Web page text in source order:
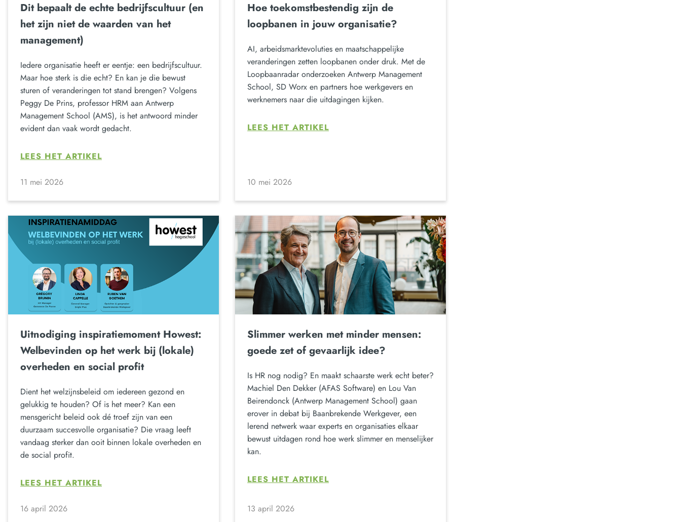
Dit bepaalt de echte bedrijfscultuur (en
het zijn niet de waarden van het
management)
Iedere organisatie heeft er eentje: een bedrijfscultuur.
Maar hoe sterk is die echt? En kan je die bewust
sturen of veranderingen tot stand brengen? Volgens
Peggy De Prins, professor HRM aan Antwerp
Management School (AMS), is het antwoord minder
evident dan vaak wordt gedacht.
LEES HET ARTIKEL
11 mei 2026
Hoe toekomstbestendig zijn de
loopbanen in jouw organisatie?
AI, arbeidsmarktevoluties en maatschappelijke
veranderingen zetten loopbanen onder druk. Met de
Loopbaanradar onderzoeken Antwerp Management
School, SD Worx en partners hoe werkgevers en
werknemers naar die uitdagingen kijken.
LEES HET ARTIKEL
10 mei 2026
Uitnodiging inspiratiemoment Howest:
Welbevinden op het werk bij (lokale)
overheden en social profit
Dient het welzijnsbeleid om iedereen gezond en
gelukkig te houden? Of is het meer? Kan een
mensgericht beleid ook dé troef zijn van een
duurzaam succesvolle organisatie? Die vraag leeft
vandaag sterker dan ooit binnen lokale overheden en
de social profit.
LEES HET ARTIKEL
16 april 2026
Slimmer werken met minder mensen:
goede zet of gevaarlijk idee?
Is HR nog nodig? En maakt schaarste werk echt beter?
Machiel Den Dekker (AFAS Software) en Lou Van
Beirendonck (Antwerp Management School) gaan
erover in debat bij Baanbrekende Werkgever, een
lerend netwerk waar experts en organisaties elkaar
bewust uitdagen rond hoe werk slimmer en menselijker
kan.
LEES HET ARTIKEL
13 april 2026